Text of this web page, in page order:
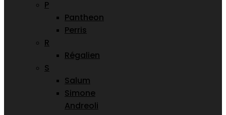
P
Pantheon
Perris
R
Régalien
S
Salum
Simone
Andreoli